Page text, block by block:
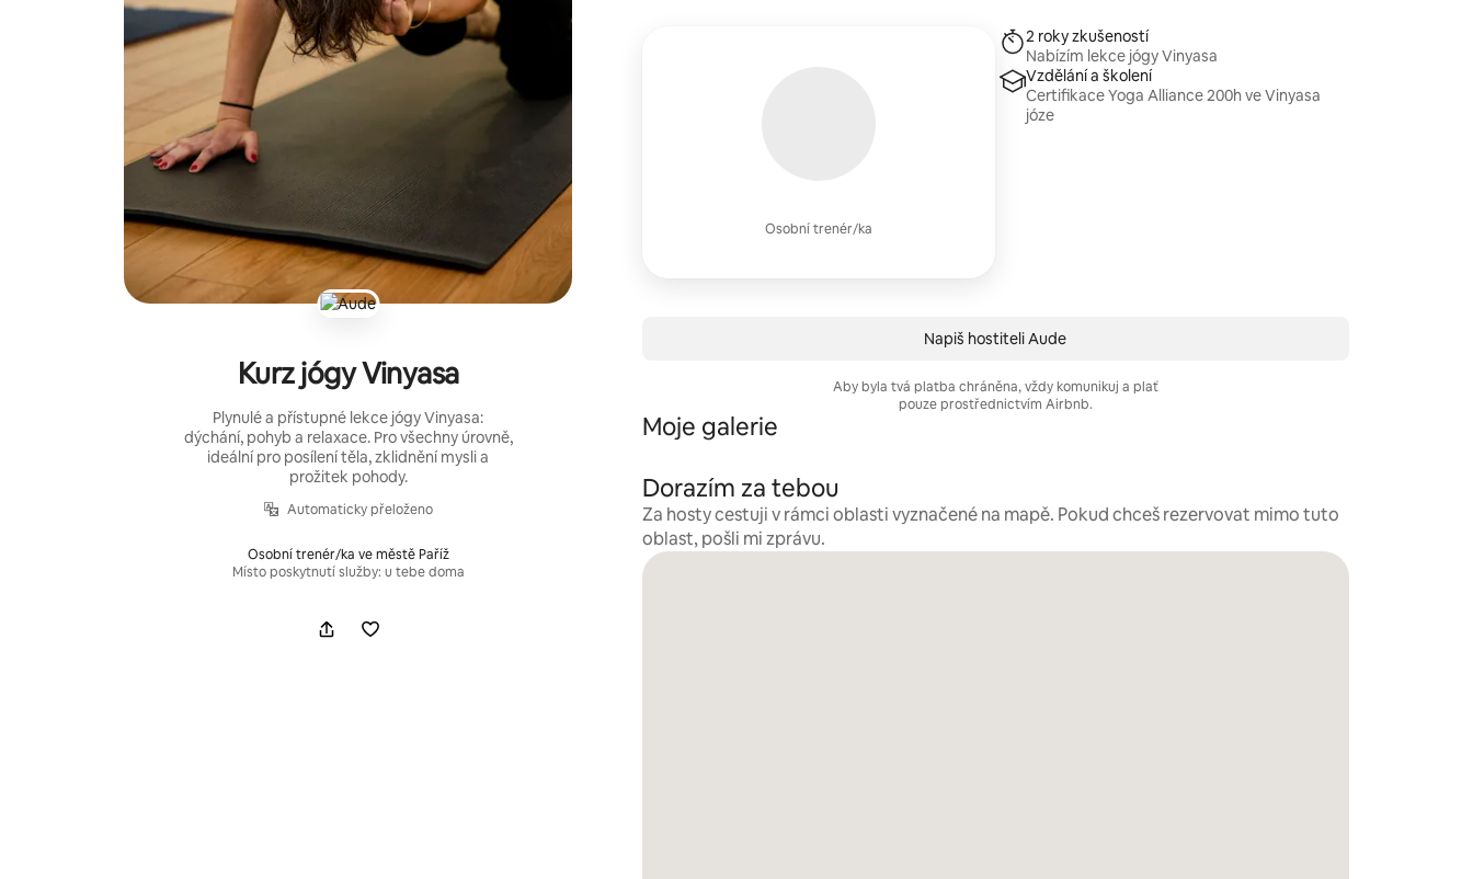
Kurz jógy Vinyasa
Plynulé a přístupné lekce jógy Vinyasa:
dýchání, pohyb a relaxace. Pro všechny úrovně,
ideální pro posílení těla, zklidnění mysli a
prožitek pohody.
Automaticky přeloženo
Osobní trenér/ka ve městě Paříž
Místo poskytnutí služby: u tebe doma
Osobní trenér/ka
2 roky zkušeností
Nabízím lekce jógy Vinyasa
Vzdělání a školení
Certifikace Yoga Alliance 200h ve Vinyasa
józe
Napiš hostiteli Aude
Aby byla tvá platba chráněna, vždy komunikuj a plať
pouze prostřednictvím Airbnb.
Moje galerie
Dorazím za tebou
Za hosty cestuji v rámci oblasti vyznačené na mapě. Pokud chceš rezervovat mimo tuto
oblast, pošli mi zprávu.